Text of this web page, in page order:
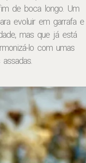
de boca longo. Um
evoluir em garrafa e
mas que já está
lo com umas